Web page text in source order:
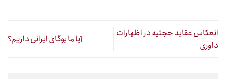
انعکاس عقاید حجتیه در اظهارات
داوری
آیا ما یوگای ایرانی داریم؟